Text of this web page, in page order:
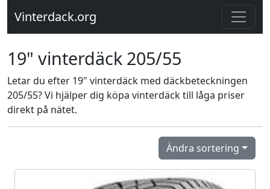
Vinterdack.org
19" vinterdäck 205/55
Letar du efter 19" vinterdäck med däckbeteckningen
205/55? Vi hjälper dig köpa vinterdäck till låga priser
direkt på nätet.
Ändra sortering